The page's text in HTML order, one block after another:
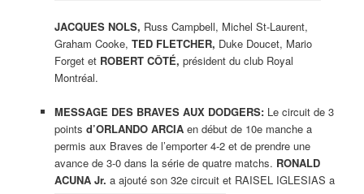
JACQUES NOLS, Russ Campbell, Michel St-Laurent,
Graham Cooke, TED FLETCHER, Duke Doucet, Mario
Forget et ROBERT CÔTÉ, président du club Royal
Montréal.
MESSAGE DES BRAVES AUX DODGERS: Le circuit de 3
points d’ORLANDO ARCIAen début de 10e manche a
permis aux Braves de l’emporter 4-2 et de prendre une
avance de 3-0 dans la série de quatre matchs. RONALD
ACUNA Jr. a ajouté son 32e circuit et RAISEL IGLESIAS a